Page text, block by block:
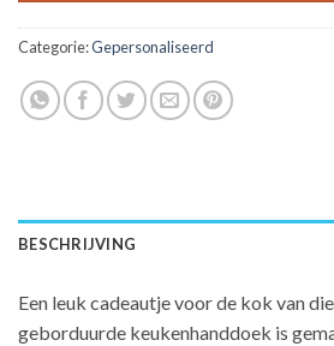
Categorie:Gepersonaliseerd
BESCHRIJVING
Een leuk cadeautje voor de kok van
geborduurde keukenhanddoek is